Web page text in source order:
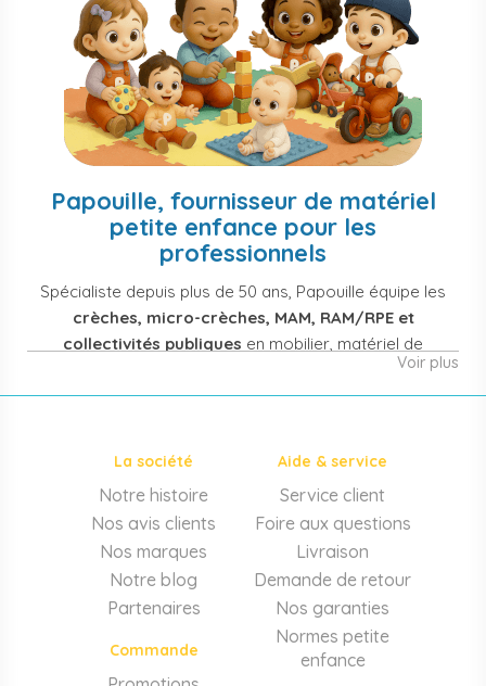
Papouille, fournisseur de matériel
petite enfance pour les
professionnels
Spécialiste depuis plus de 50 ans, Papouille équipe les
crèches, micro-crèches, MAM, RAM/RPE et
collectivités publiques en mobilier, matériel de
puériculture, jouets et équipement pour structures
d'accueil de la petite enfance. Notre offre couvre
Mobilier et équipement de crèche
Lits crèche en bois, couchettes empilables, meubles à
langer sur mesure en résine antibactérienne, tables et
chaises adaptées aux 0-6 ans, banc-vestiaire, barrières de
séparation. Tout le matériel pour aménager une structure
conforme aux normes PMI.
Matériel de puériculture professionnel
Voir plus
La société
Notre histoire
Nos avis clients
Nos marques
Notre blog
Partenaires
Commande
Aide & service
Service client
Foire aux questions
Livraison
Demande de retour
Nos garanties
Normes petite
enfance